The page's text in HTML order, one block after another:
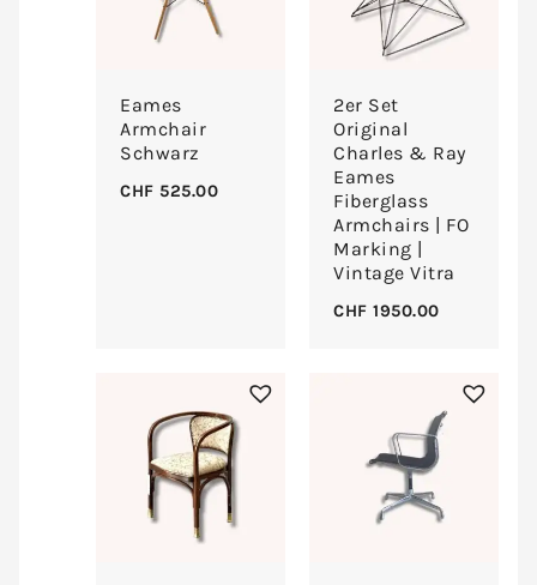
Eames
Armchair
Schwarz
CHF 525.00
2er Set
Original
Charles & Ray
Eames
Fiberglass
Armchairs | FO
Marking |
Vintage Vitra
CHF 1950.00